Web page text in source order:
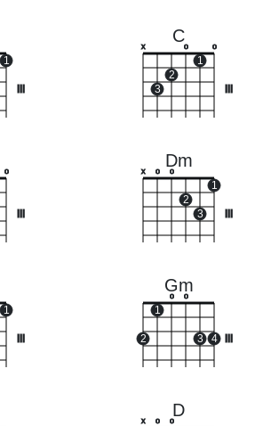
1
C
x
3
2
o
1
o
o
Dm
x o o
2
3
1
1
Gm
2
1
o o
3 4
D
x o o